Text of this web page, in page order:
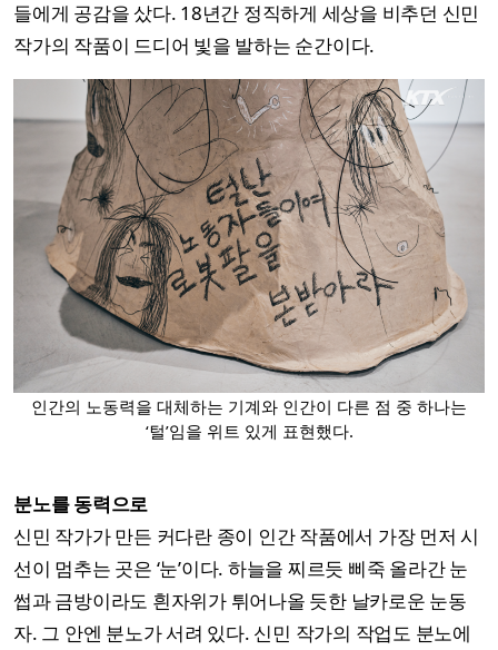
들에게 공감을 샀다. 18년간 정직하게 세상을 비추던 신민
작가의 작품이 드디어 빛을 발하는 순간이다.
인간의 노동력을 대체하는 기계와 인간이 다른 점 중 하나는
‘털’임을 위트 있게 표현했다.
분노를 동력으로
신민 작가가 만든 커다란 종이 인간 작품에서 가장 먼저 시
선이 멈추는 곳은 ‘눈’이다. 하늘을 찌르듯 삐죽 올라간 눈
썹과 금방이라도 흰자위가 튀어나올 듯한 날카로운 눈동
자. 그 안엔 분노가 서려 있다. 신민 작가의 작업도 분노에